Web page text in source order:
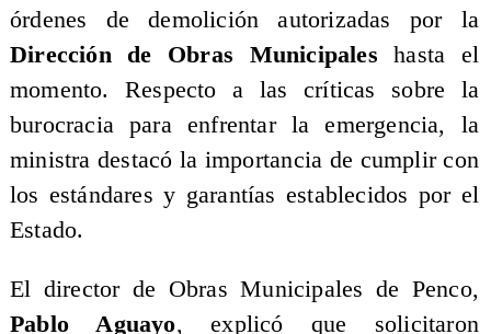
órdenes de demolición autorizadas por la
Dirección de Obras Municipales hasta el
momento. Respecto a las críticas sobre la
burocracia para enfrentar la emergencia, la
ministra destacó la importancia de cumplir con
los estándares y garantías establecidos por el
Estado.
El director de Obras Municipales de Penco,
Pablo Aguayo, explicó que solicitaron